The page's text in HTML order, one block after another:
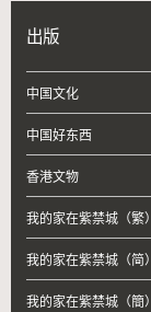
出版
中国文化
中国好东西
香港文物
我的家在紫禁城（繁）
我的家在紫禁城（简）
我的家在紫禁城（簡）